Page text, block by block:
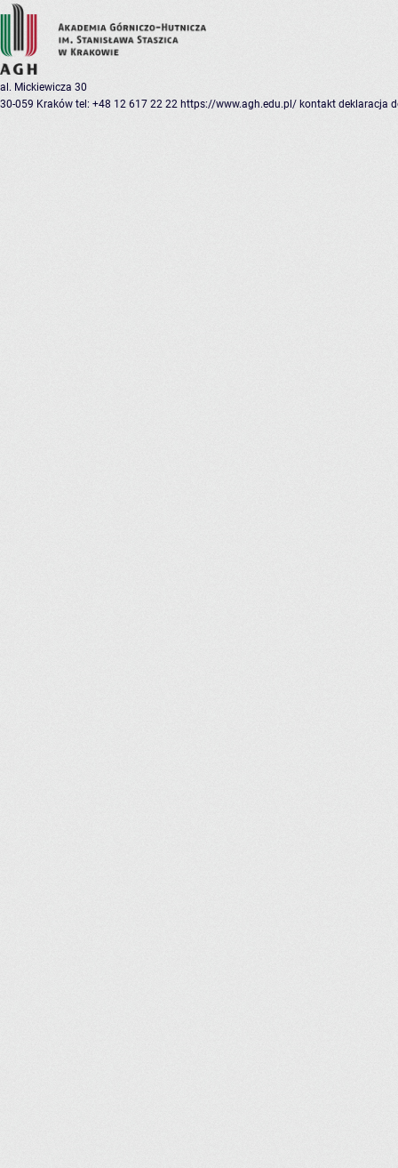
al. Mickiewicza 30
30-059 Kraków tel: +48 12 617 22 22 https://www.agh.edu.pl/ kontakt deklaracja